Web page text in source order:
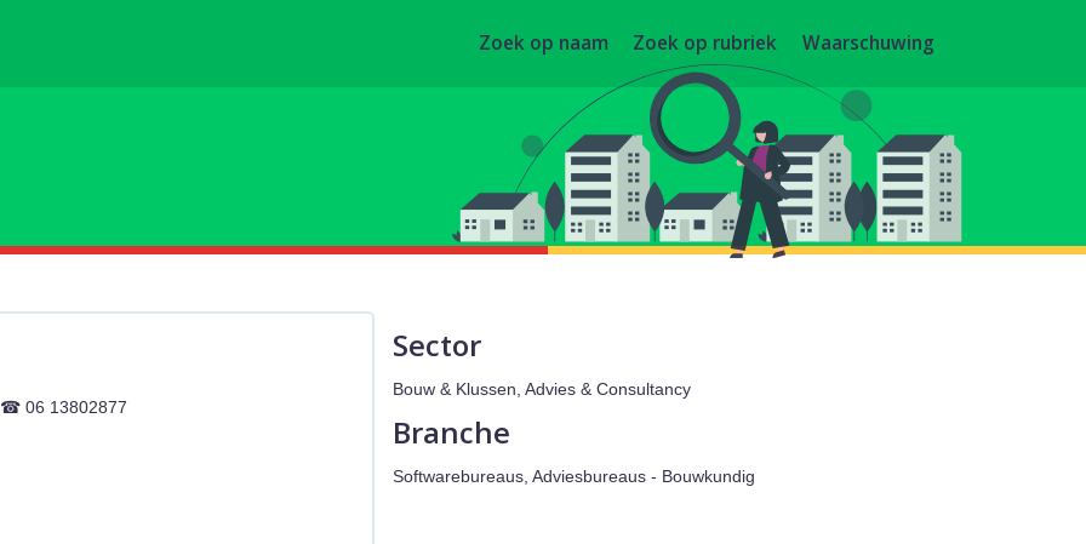
Zoek op naam Zoek op rubriek Waarschuwing
06 13802877
Sector
Bouw & Klussen, Advies & Consultancy
Branche
Softwarebureaus, Adviesbureaus - Bouwkundig